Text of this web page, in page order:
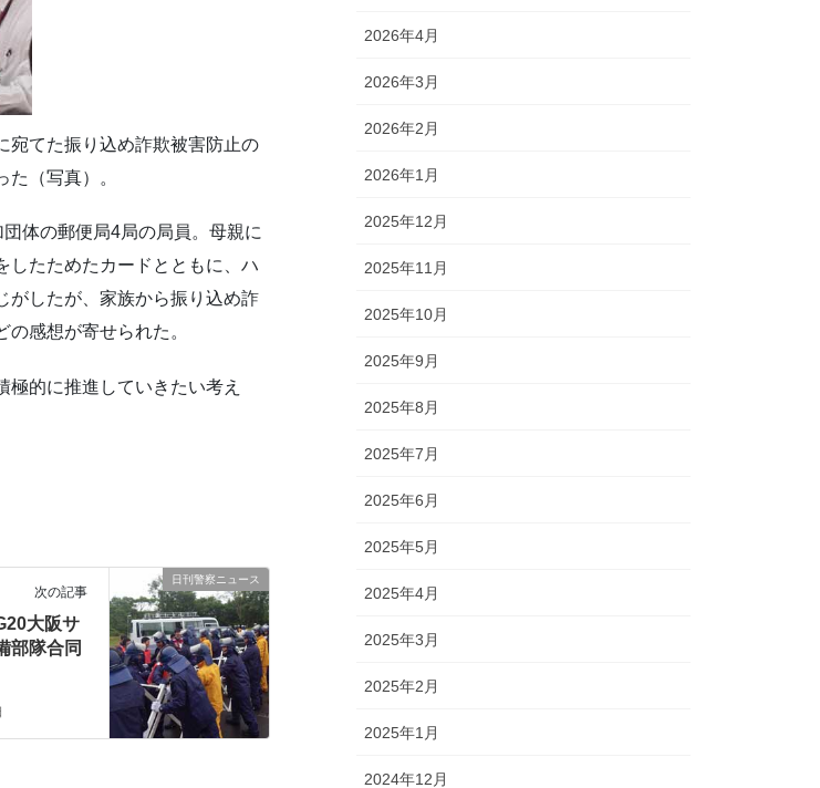
宛てた振り込め詐欺被害防止の
（写真）。
体の郵便局4局の局員。母親に
したためたカードとともに、ハ
がしたが、家族から振り込め詐
感想が寄せられた。
的に推進していきたい考え
日刊警察ニュース
次の記事
大阪サ
部隊合同
2026年4月
2026年3月
2026年2月
2026年1月
2025年12月
2025年11月
2025年10月
2025年9月
2025年8月
2025年7月
2025年6月
2025年5月
2025年4月
2025年3月
2025年2月
2025年1月
2024年12月